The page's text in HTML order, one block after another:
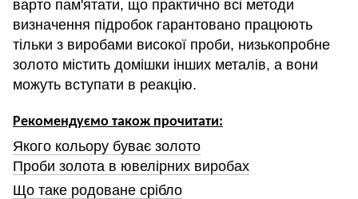
варто пам'ятати, що практично всі методи
визначення підробок гарантовано працюють
тільки з виробами високої проби, низькопробне
золото містить домішки інших металів, а вони
можуть вступати в реакцію.
Рекомендуємо також прочитати:
Якого кольору буває золото
Проби золота в ювелірних виробах
Що таке родоване срібло